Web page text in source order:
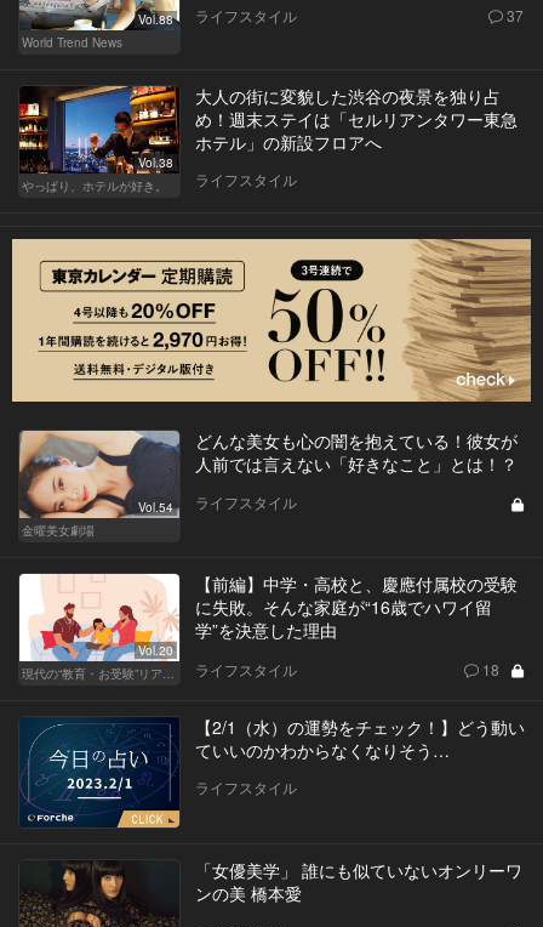
Vol.88
World Trend News
ライフスタイル 37
Vol.38
やっぱり、ホテルが好き。
大人の街に変貌した渋谷の夜景を独り占
め！週末ステイは「セルリアンタワー東急
ホテル」の新設フロアへ
ライフスタイル
Vol.54
金曜美女劇場
どんな美女も心の闇を抱えている！彼女が
人前では言えない「好きなこと」とは！？
ライフスタイル
Vol.20
【前編】中学・高校と、慶應付属校の受験
に失敗。そんな家庭が“16歳でハワイ留
学”を決意した理由
ライフスタイル 18
【2/1（水）の運勢をチェック！】どう動い
ていいのかわからなくなりそう…
ライフスタイル
「女優美学」 誰にも似ていないオンリーワ
ンの美 橋本愛